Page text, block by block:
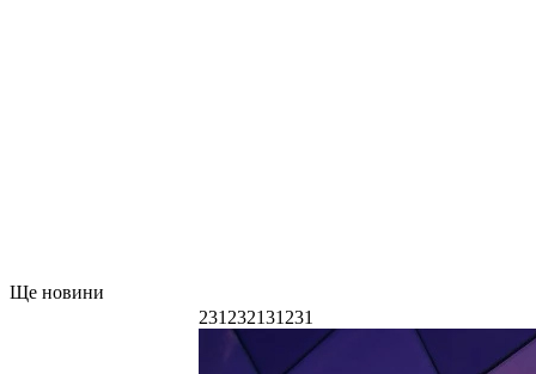
Ще новини
231232131231